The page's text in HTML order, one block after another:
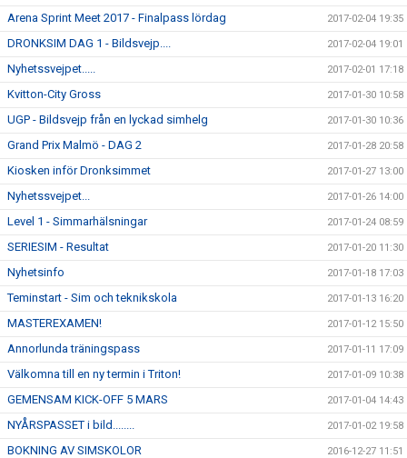
Arena Sprint Meet 2017 - Finalpass lördag 2017-02-04 19:35
DRONKSIM DAG 1 - Bildsvejp.... 2017-02-04 19:01
Nyhetssvejpet..... 2017-02-01 17:18
Kvitton-City Gross 2017-01-30 10:58
UGP - Bildsvejp från en lyckad simhelg 2017-01-30 10:36
Grand Prix Malmö - DAG 2 2017-01-28 20:58
Kiosken inför Dronksimmet 2017-01-27 13:00
Nyhetssvejpet... 2017-01-26 14:00
Level 1 - Simmarhälsningar 2017-01-24 08:59
SERIESIM - Resultat 2017-01-20 11:30
Nyhetsinfo 2017-01-18 17:03
Teminstart - Sim och teknikskola 2017-01-13 16:20
MASTEREXAMEN! 2017-01-12 15:50
Annorlunda träningspass 2017-01-11 17:09
Välkomna till en ny termin i Triton! 2017-01-09 10:38
GEMENSAM KICK-OFF 5 MARS 2017-01-04 14:43
NYÅRSPASSET i bild........ 2017-01-02 19:58
BOKNING AV SIMSKOLOR 2016-12-27 11:51